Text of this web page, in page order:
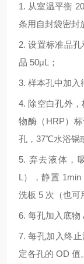
1. 从室温平衡
条用自封袋密封
2.设置标准品
品 50μL ；
3. 样本孔中加入
4. 除空白孔外
物酶（ HRP）
孔， 37℃水浴锅
5. 弃去液体，
L ），静置 1min
洗板 5 次（也可
6. 每孔加入底物
7.每孔加入终止
定各孔的 OD 值。